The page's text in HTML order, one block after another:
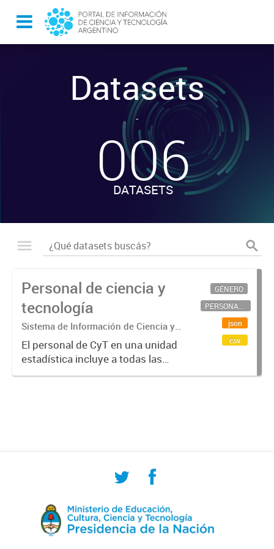
Datasets
-
006
DATASETS
Personal de ciencia y
tecnología
Sistema de Información de Ciencia y
Tecnología Argentino (SICYTAR)
El personal de CyT en una unidad
estadística incluye a todas las
personas involucradas
GÉNERO
PERSONAL CIENTÍFICO-TECNOLÓGICO
json
csv